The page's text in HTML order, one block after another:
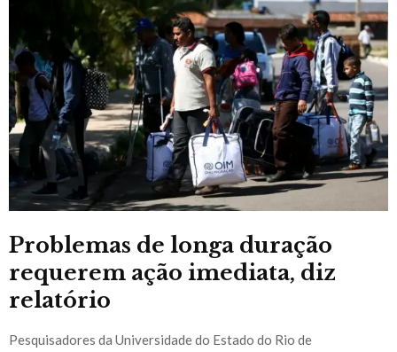
Problemas de longa duração
requerem ação imediata, diz
relatório
Pesquisadores da Universidade do Estado do Rio de